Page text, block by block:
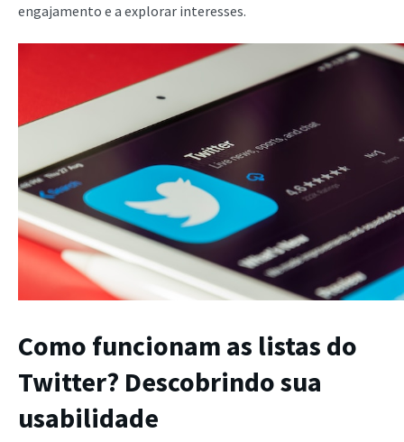
engajamento e a explorar interesses.
Como funcionam as listas do
Twitter? Descobrindo sua
usabilidade